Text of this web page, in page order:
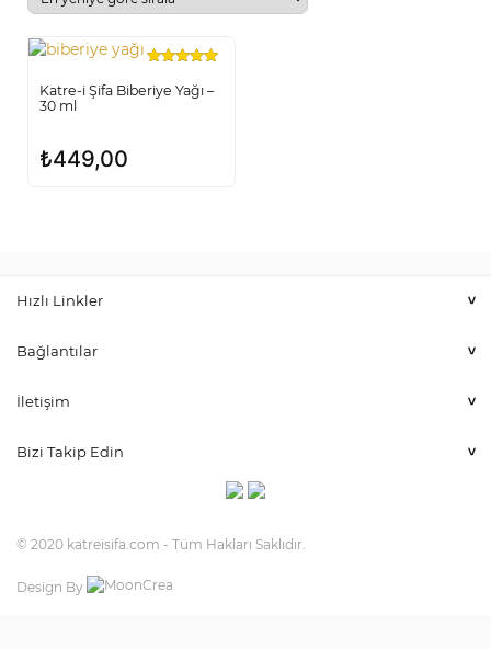
Katre-i Şifa Biberiye Yağı –
30 ml
5.00oy aldı
₺449,00
Hızlı Linkler ˂
Bağlantılar ˂
İletişim ˂
Bizi Takip Edin ˂
© 2020 katreisifa.com - Tüm Hakları Saklıdır.
Design By